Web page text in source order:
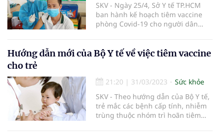
SKV - Ngày 25/4, Sở Y tế TP.HCM
ban hành kế hoạch tiêm vaccine
phòng Covid-19 cho người dân
Hướng dẫn mới của Bộ Y tế về việc tiêm vaccine
cho trẻ
21:20 | 31/03/2023
Sức khỏe
SKV - Theo hướng dẫn của Bộ Y tế,
trẻ mắc các bệnh cấp tính, nhiễm
trùng thuộc nhóm trì hoãn tiêm